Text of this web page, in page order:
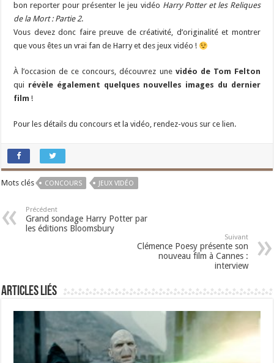
bon reporter pour présenter le jeu vidéo Harry Potter et les Reliques
de la Mort : Partie 2.
Vous devez donc faire preuve de créativité, d’originalité et montrer
que vous êtes un vrai fan de Harry et des jeux vidéo !
À l’occasion de ce concours, découvrez une vidéo de Tom Felton
qui révèle également quelques nouvelles images du dernier
film !
Pour les détails du concours et la vidéo, rendez-vous sur ce lien.
Mots clés CONCOURS JEUX VIDÉO
Précédent
Grand sondage Harry Potter par
les éditions Bloomsbury
Suivant
Clémence Poesy présente son
nouveau film à Cannes :
interview
Articles liés